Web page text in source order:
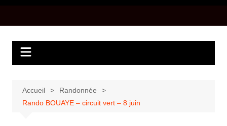
Accueil
Randonnée
Rando BOUAYE – circuit vert – 8 juin